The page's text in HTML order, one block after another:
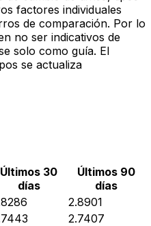
factores individuales
de comparación. Por lo
no ser indicativos de
solo como guía. El
se actualiza
Últimos 30
días
Últimos 90
días
2.8901
2.7407